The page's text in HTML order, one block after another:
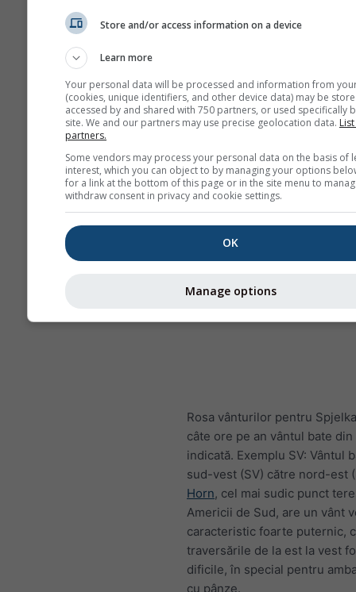
Rosa vânturilor pentru
câte ore pe an vântul bate
indicată. Exemplu SV: Vântul
sud-vest (SV) către nord-est
Horn, cel mai sudic punct
Americii de Sud, are un vânt
caracteristic foarte puternic,
traversările de la est la vest
dificile, în special pentru
cu pânze.
Store and/or access information on a device
Learn more
Your personal data will be processed and information from
(cookies, unique identifiers, and other device data) may be
accessed by and shared with 750 partners, or used specifically
site. We and our partners may use precise geolocation data.
partners.
Some vendors may process your personal data on the basis of
interest, which you can object to by managing your options
for a link at the bottom of this page or in the site menu to
withdraw consent in privacy and cookie settings.
OK
Manage options